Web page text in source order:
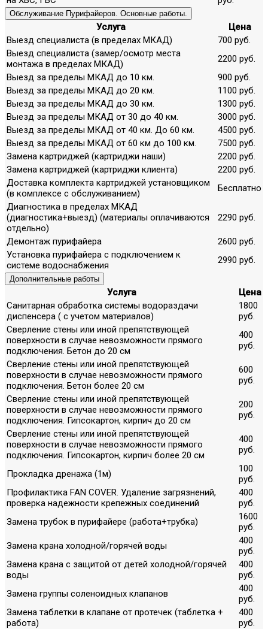
Обслуживание Пурифайеров. Основные работы.
Услуга
Цена
Выезд специалиста (в пределах МКАД)
700 руб.
Выезд специалиста (замер/осмотр места
монтажа в пределах МКАД)
2200 руб.
Выезд за пределы МКАД до 10 км.
900 руб.
Выезд за пределы МКАД до 20 км.
1100 руб.
Выезд за пределы МКАД до 30 км.
1300 руб.
Выезд за пределы МКАД от 30 до 40 км.
3000 руб.
Выезд за пределы МКАД от 40 км. До 60 км.
4500 руб.
Выезд за пределы МКАД от 60 км до 100 км.
7500 руб.
Замена картриджей (картриджи наши)
2200 руб.
Замена картриджей (картриджи клиента)
2200 руб.
Доставка комплекта картриджей установщиком
(в комплексе с обслуживанием)
Бесплатно
Диагностика в пределах МКАД
(диагностика+выезд) (материалы оплачиваются
отдельно)
2290 руб.
Демонтаж пурифайера
2600 руб.
Установка пурифайера с подключением к
системе водоснабжения
2990 руб.
Дополнительные работы
Услуга
Цена
Санитарная обработка системы водораздачи
диспенсера ( с учетом материалов)
1800
руб.
Сверление стены или иной препятствующей
поверхности в случае невозможности прямого
подключения. Бетон до 20 см
400
руб.
Сверление стены или иной препятствующей
поверхности в случае невозможности прямого
подключения. Бетон более 20 см
600
руб.
Сверление стены или иной препятствующей
поверхности в случае невозможности прямого
подключения. Гипсокартон, кирпич до 20 см
200
руб.
Сверление стены или иной препятствующей
поверхности в случае невозможности прямого
подключения. Гипсокартон, кирпич более 20 см
400
руб.
Прокладка дренажа (1м)
100
руб.
Профилактика FAN COVER. Удаление загрязнений,
проверка надежности крепежных соединений
400
руб.
Замена трубок в пурифайере (работа+трубка)
1600
руб.
Замена крана холодной/горячей воды
400
руб.
Замена крана с защитой от детей холодной/горячей
воды
400
руб.
Замена группы соленоидных клапанов
400
руб.
Замена таблетки в клапане от протечек (таблетка +
работа)
400
руб.